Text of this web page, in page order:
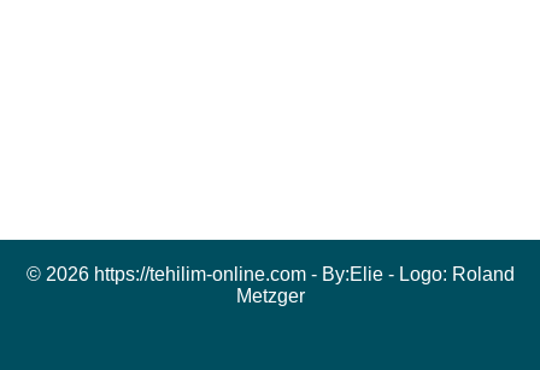
© 2026 https://tehilim-online.com - By:Elie- Logo: Roland
Metzger